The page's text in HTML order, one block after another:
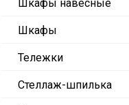
Шкафы навесные
Шкафы
Тележки
Стеллаж-шпилька